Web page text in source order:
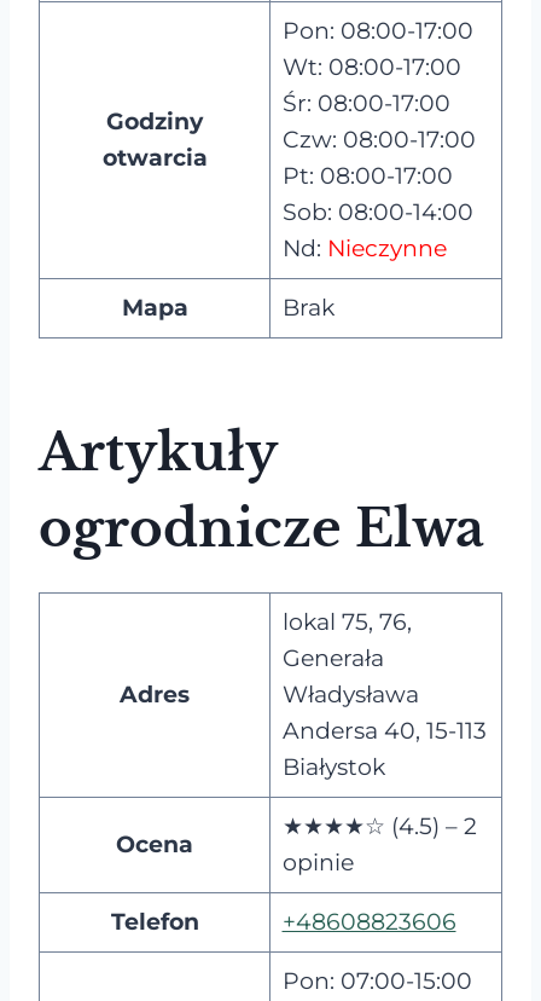
Godziny
otwarcia
Pon: 08:00-17:00
Wt: 08:00-17:00
Śr: 08:00-17:00
Czw: 08:00-17:00
Pt: 08:00-17:00
Sob: 08:00-14:00
Nd: Nieczynne
Mapa Brak
Artykuły
ogrodnicze Elwa
Adres
lokal 75, 76,
Generała
Władysława
Andersa 40, 15-113
Białystok
Ocena
★★★★☆ (4.5) – 2
opinie
Telefon +48608823606
Pon: 07:00-15:00